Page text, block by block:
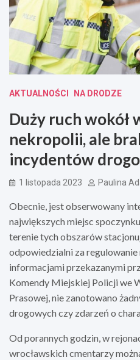
AKTUALNOŚCI NA DRODZE
Duży ruch wokół
nekropolii, ale
incydentów
1 listopada 2023 Paulina
Obecnie, jest obserwowany
największych miejsc
terenie tych obszarów
odpowiedzialni za
informacjami przekazanymi
Komendy Miejskiej Policji we
Prasowej, nie zanotowano
drogowych czy zdarzeń o
Od porannych godzin, w
wrocławskich cmentarzy